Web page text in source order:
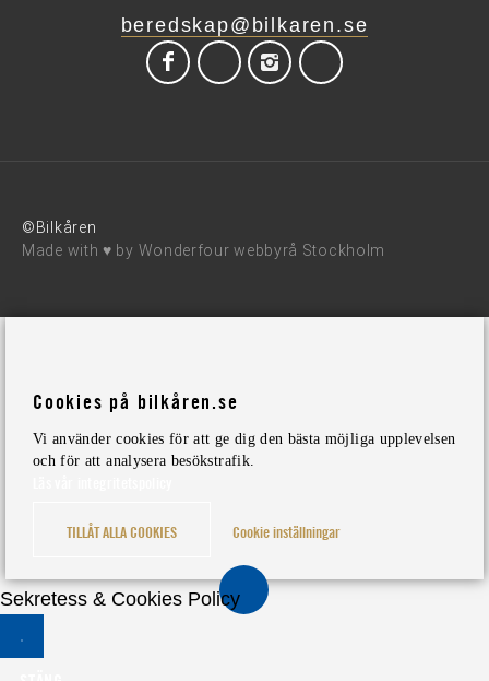
beredskap@bilkaren.se
©Bilkåren
Made with ♥ by Wonderfour webbyrå Stockholm
Cookies på bilkåren.se
Vi använder cookies för att ge dig den bästa möjliga upplevelsen
och för att analysera besökstrafik.
TILLÅT ALLA COOKIES Cookie inställningar
Sekretess & Cookies Policy